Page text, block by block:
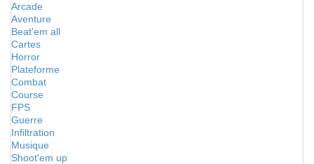
Arcade
Aventure
Beat'em all
Cartes
Horror
Plateforme
Combat
Course
FPS
Guerre
Infiltration
Musique
Shoot'em up